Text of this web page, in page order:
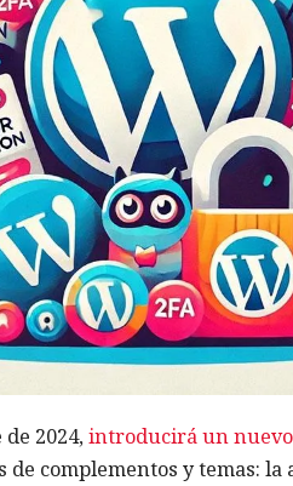
2024,introducirá un
de complementos y temas: